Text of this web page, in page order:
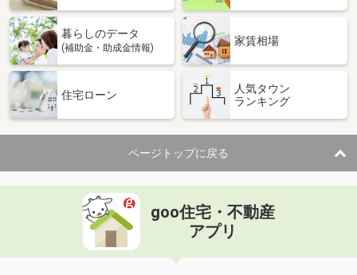
暮らしのデータ
(補助金・助成金情報)
家賃相場
住宅ローン
人気タウン
ランキング
ページトップに戻る
goo住宅・不動産
アプリ